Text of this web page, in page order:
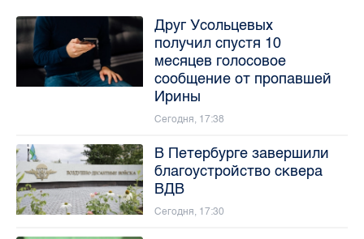
Друг Усольцевых
получил спустя 10
месяцев голосовое
сообщение от пропавшей
Ирины
Сегодня, 17:38
В Петербурге завершили
благоустройство сквера
ВДВ
Сегодня, 17:30